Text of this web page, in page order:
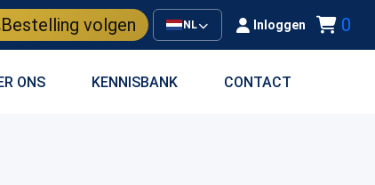
Bestelling volgen NL Inloggen 0
ONS KENNISBANK CONTACT